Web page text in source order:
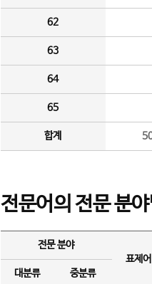
62
63
64
65
합계
전문어의 전문 분
전문 분야
표제
대분류
중분류